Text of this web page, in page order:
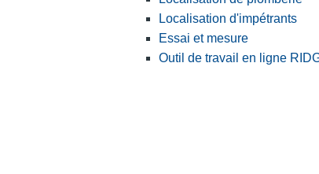
Localisation d'impétrants
Essai et mesure
Outil de travail en ligne